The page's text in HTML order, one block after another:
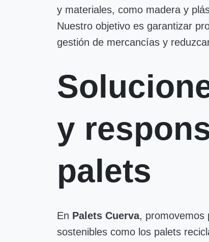
y materiales, como madera y
Nuestro objetivo es garantizar
gestión de mercancías y
y
palets
En Palets Cuerva, promovemos
sostenibles como los palets